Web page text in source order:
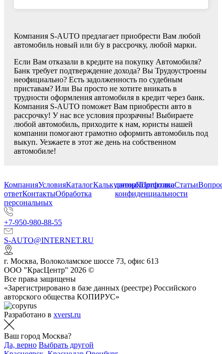
Компания S-AUTO предлагает приобрести Вам любой
автомобиль новый или б/у в рассрочку, любой марки.
Если Вам отказали в кредите на покупку Автомобиля?
Банк требует подтверждение дохода? Вы Трудоустроены
неофициально? Есть задолженность по судебным
приставам? Или Вы просто не хотите вникать в
трудности оформления автомобиля в кредит через банк.
Компания S-AUTO поможет Вам приобрести авто в
рассрочку! У нас все условия прозрачны! Выбираете
любой автомобиль, приходите к нам, юристы нашей
компании помогают грамотно оформить автомобиль под
выкуп. Уезжаете в этот же день на собственном
автомобиле!
КомпанияУсловияКаталогКалькуляторПортфолиоСтатьи
ответКонтактыОбработка
персональных
данныхПолитика
конфиденциальности
+7-950-980-88-55
S-AUTO@INTERNET.RU
г. Москва, Волоколамское шоссе 73, офис 613
ООО "КрасЦентр" 2026 ©
Все права защищены
«Зарегистрировано в базе данных (реестре) Российского
авторского общества КОПИРУС»
Разработано в xverst.ru
Ваш город Москва?
Да, верно Выбрать другой